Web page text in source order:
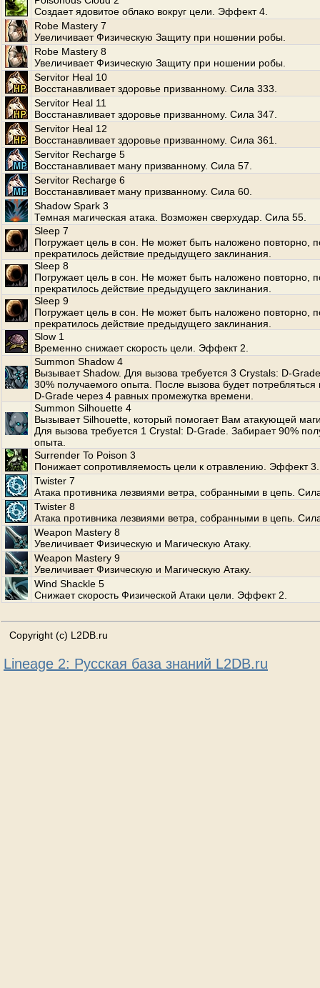
Создает ядовитое облако вокруг цели. Эффект 4.
Robe Mastery 7
Увеличивает Физическую Защиту при ношении робы.
Robe Mastery 8
Увеличивает Физическую Защиту при ношении робы.
Servitor Heal 10
Восстанавливает здоровье призванному. Сила 333.
Servitor Heal 11
Восстанавливает здоровье призванному. Сила 347.
Servitor Heal 12
Восстанавливает здоровье призванному. Сила 361.
Servitor Recharge 5
Восстанавливает ману призванному. Сила 57.
Servitor Recharge 6
Восстанавливает ману призванному. Сила 60.
Shadow Spark 3
Темная магическая атака. Возможен сверхудар. Сила 55.
Sleep 7
Погружает цель в сон. Не может быть наложено повторно,
прекратилось действие предыдущего заклинания.
Sleep 8
Погружает цель в сон. Не может быть наложено повторно,
прекратилось действие предыдущего заклинания.
Sleep 9
Погружает цель в сон. Не может быть наложено повторно,
прекратилось действие предыдущего заклинания.
Slow 1
Временно снижает скорость цели. Эффект 2.
Summon Shadow 4
Вызывает Shadow. Для вызова требуется 3 Crystals: D-
30% получаемого опыта. После вызова будет
D-Grade через 4 равных промежутка времени.
Summon Silhouette 4
Вызывает Silhouette, который помогает Вам атакующей
Для вызова требуется 1 Crystal: D-Grade. Забирает 90%
опыта.
Surrender To Poison 3
Понижает сопротивляемость цели к отравлению. Эффект 3.
Twister 7
Атака противника лезвиями ветра, собранными в цепь.
Twister 8
Атака противника лезвиями ветра, собранными в цепь.
Weapon Mastery 8
Увеличивает Физическую и Магическую Атаку.
Weapon Mastery 9
Увеличивает Физическую и Магическую Атаку.
Wind Shackle 5
Снижает скорость Физической Атаки цели. Эффект 2.
Copyright (c) L2DB.ru
Lineage 2: Русская база знаний L2DB.ru